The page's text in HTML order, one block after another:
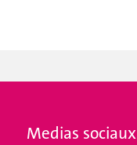
Medias sociaux